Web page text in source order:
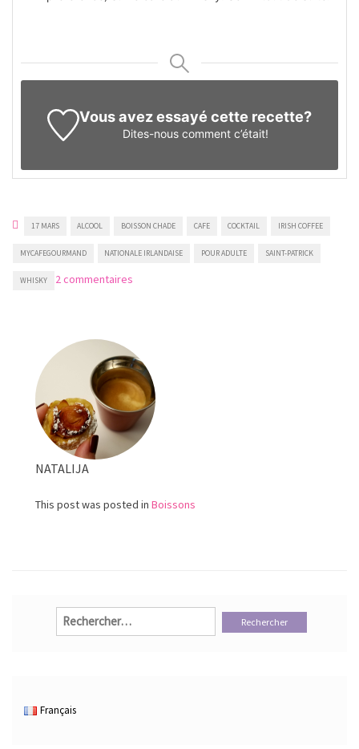
Vous avez essayé cette recette?
Dites-nous comment c’était!
17 MARS ALCOOL BOISSON CHADE CAFE COCKTAIL IRISH COFFEE
MYCAFEGOURMAND NATIONALE IRLANDAISE POUR ADULTE SAINT-PATRICK
WHISKY 2 commentairessur
NATALIJA
This post was posted in Boissons
Rechercher :
Français